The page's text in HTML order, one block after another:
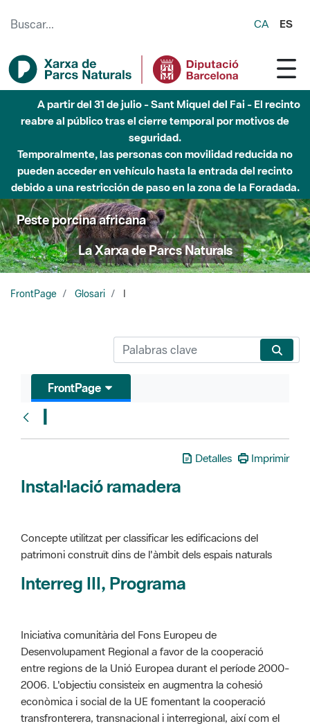
CA ES
A partir del 31 de julio - Sant Miquel del Fai - El recinto
reabre al público tras el cierre temporal por motivos de
seguridad.
Temporalmente, las personas con movilidad reducida no
pueden acceder en vehículo hasta la entrada del recinto
debido a una restricción de paso en la zona de la Foradada.
Peste porcina africana
La Xarxa de Parcs Naturals
FrontPage Glosari
FrontPage
I
Detalles Imprimir
Instal·lació ramadera
Concepte utilitzat per classificar les edificacions del
patrimoni construït dins de l'àmbit dels espais naturals
Interreg III, Programa
Iniciativa comunitària del Fons Europeu de
Desenvolupament Regional a favor de la cooperació
entre regions de la Unió Europea durant el període 2000-
2006. L'objectiu consisteix en augmentra la cohesió
econòmica i social de la UE fomentant la cooperació
transfronterera, transnacional i interregional, així com el